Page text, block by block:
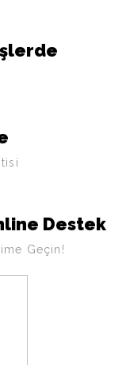
Destek
Geçin!